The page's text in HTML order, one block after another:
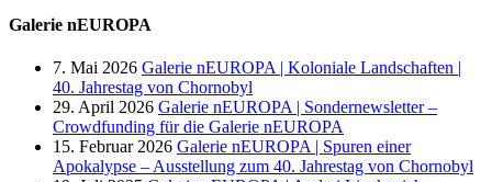
Galerie nEUROPA
7. Mai 2026 Galerie nEUROPA | Koloniale Landschaften |
40. Jahrestag von Chornobyl
29. April 2026 Galerie nEUROPA | Sondernewsletter –
Crowdfunding für die Galerie nEUROPA
15. Februar 2026 Galerie nEUROPA | Spuren einer
Apokalypse – Ausstellung zum 40. Jahrestag von Chornobyl